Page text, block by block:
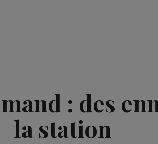
: des
la station